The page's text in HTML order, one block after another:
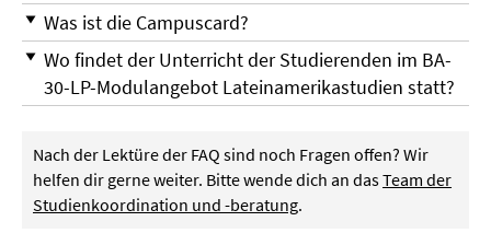
Was ist die Campuscard?
Wo findet der Unterricht der Studierenden im BA-
30-LP-Modulangebot Lateinamerikastudien statt?
Nach der Lektüre der FAQ sind noch Fragen offen? Wir
helfen dir gerne weiter. Bitte wende dich an dasTeam der
Studienkoordination und -beratung.